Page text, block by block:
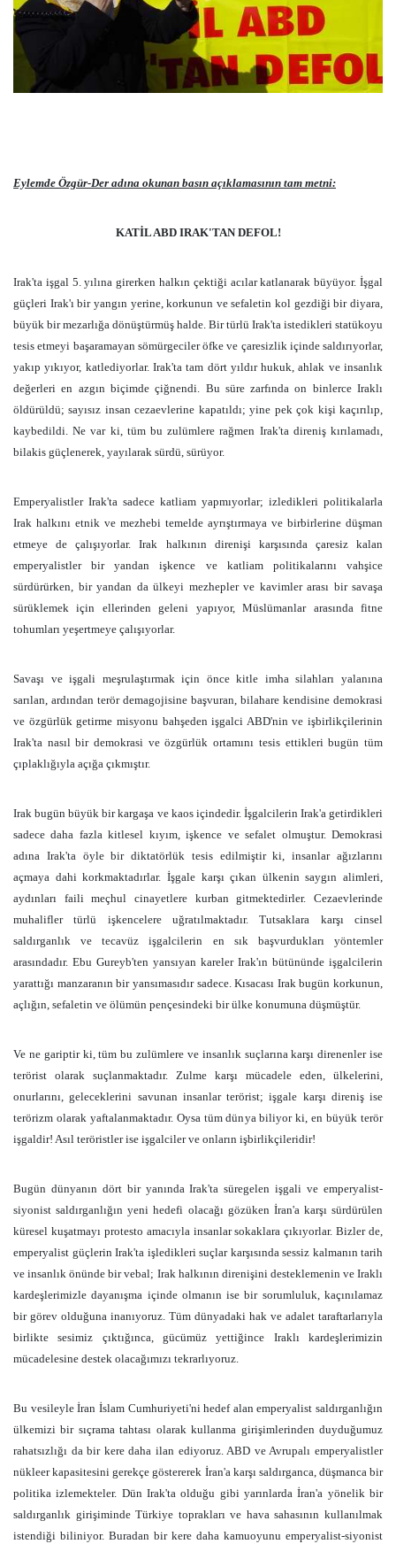
Eylemde Özgür-Der adına okunan basın açıklamasının tam metni:
KATİL ABD IRAK'TAN DEFOL!
Irak'ta işgal 5. yılına girerken halkın çektiği acılar katlanarak büyüyor. İşgal
güçleri Irak'ı bir yangın yerine, korkunun ve sefaletin kol gezdiği bir diyara,
büyük bir mezarlığa dönüştürmüş halde. Bir türlü Irak'ta istedikleri statükoyu
tesis etmeyi başaramayan sömürgeciler öfke ve çaresizlik içinde saldırıyorlar,
yakıp yıkıyor, katlediyorlar. Irak'ta tam dört yıldır hukuk, ahlak ve insanlık
değerleri en azgın biçimde çiğnendi. Bu süre zarfında on binlerce Iraklı
öldürüldü; sayısız insan cezaevlerine kapatıldı; yine pek çok kişi kaçırılıp,
kaybedildi. Ne var ki, tüm bu zulümlere rağmen Irak'ta direniş kırılamadı,
bilakis güçlenerek, yayılarak sürdü, sürüyor.
Emperyalistler Irak'ta sadece katliam yapmıyorlar; izledikleri politikalarla
Irak halkını etnik ve mezhebi temelde ayrıştırmaya ve birbirlerine düşman
etmeye de çalışıyorlar. Irak halkının direnişi karşısında çaresiz kalan
emperyalistler bir yandan işkence ve katliam politikalarını vahşice
sürdürürken, bir yandan da ülkeyi mezhepler ve kavimler arası bir savaşa
sürüklemek için ellerinden geleni yapıyor, Müslümanlar arasında fitne
tohumları yeşertmeye çalışıyorlar.
Savaşı ve işgali meşrulaştırmak için önce kitle imha silahları yalanına
sarılan, ardından terör demagojisine başvuran, bilahare kendisine demokrasi
ve özgürlük getirme misyonu bahşeden işgalci ABD'nin ve işbirlikçilerinin
Irak'ta nasıl bir demokrasi ve özgürlük ortamını tesis ettikleri bugün tüm
çıplaklığıyla açığa çıkmıştır.
Irak bugün büyük bir kargaşa ve kaos içindedir. İşgalcilerin Irak'a getirdikleri
sadece daha fazla kitlesel kıyım, işkence ve sefalet olmuştur. Demokrasi
adına Irak'ta öyle bir diktatörlük tesis edilmiştir ki, insanlar ağızlarını
açmaya dahi korkmaktadırlar. İşgale karşı çıkan ülkenin saygın alimleri,
aydınları faili meçhul cinayetlere kurban gitmektedirler. Cezaevlerinde
muhalifler türlü işkencelere uğratılmaktadır. Tutsaklara karşı cinsel
saldırganlık ve tecavüz işgalcilerin en sık başvurdukları yöntemler
arasındadır. Ebu Gureyb'ten yansıyan kareler Irak'ın bütününde işgalcilerin
yarattığı manzaranın bir yansımasıdır sadece. Kısacası Irak bugün korkunun,
açlığın, sefaletin ve ölümün pençesindeki bir ülke konumuna düşmüştür.
Ve ne gariptir ki, tüm bu zulümlere ve insanlık suçlarına karşı direnenler ise
terörist olarak suçlanmaktadır. Zulme karşı mücadele eden, ülkelerini,
onurlarını, geleceklerini savunan insanlar terörist; işgale karşı direniş ise
terörizm olarak yaftalanmaktadır. Oysa tüm dünya biliyor ki, en büyük terör
işgaldir! Asıl teröristler ise işgalciler ve onların işbirlikçileridir!
Bugün dünyanın dört bir yanında Irak'ta süregelen işgali ve emperyalist-
siyonist saldırganlığın yeni hedefi olacağı gözüken İran'a karşı sürdürülen
küresel kuşatmayı protesto amacıyla insanlar sokaklara çıkıyorlar. Bizler de,
emperyalist güçlerin Irak'ta işledikleri suçlar karşısında sessiz kalmanın tarih
ve insanlık önünde bir vebal; Irak halkının direnişini desteklemenin ve Iraklı
kardeşlerimizle dayanışma içinde olmanın ise bir sorumluluk, kaçınılamaz
bir görev olduğuna inanıyoruz. Tüm dünyadaki hak ve adalet taraftarlarıyla
birlikte sesimiz çıktığınca, gücümüz yettiğince Iraklı kardeşlerimizin
mücadelesine destek olacağımızı tekrarlıyoruz.
Bu vesileyle İran İslam Cumhuriyeti'ni hedef alan emperyalist saldırganlığın
ülkemizi bir sıçrama tahtası olarak kullanma girişimlerinden duyduğumuz
rahatsızlığı da bir kere daha ilan ediyoruz. ABD ve Avrupalı emperyalistler
nükleer kapasitesini gerekçe göstererek İran'a karşı saldırganca, düşmanca bir
politika izlemekteler. Dün Irak'ta olduğu gibi yarınlarda İran'a yönelik bir
saldırganlık girişiminde Türkiye toprakları ve hava sahasının kullanılmak
istendiği biliniyor. Buradan bir kere daha kamuoyunu emperyalist-siyonist